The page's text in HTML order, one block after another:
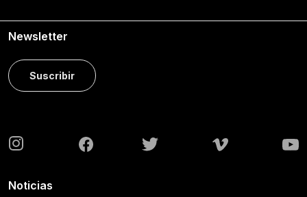
Newsletter
Suscribir
Noticias